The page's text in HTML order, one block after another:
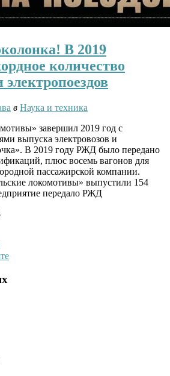
В 2019
количество
электропоездов
в Наука и техника
завершил 2019 год с
выпуска электровозов и
В 2019 году РЖД было передано
плюс восемь вагонов для
пассажирской компании.
локомотивы» выпустили 154
передало РЖД